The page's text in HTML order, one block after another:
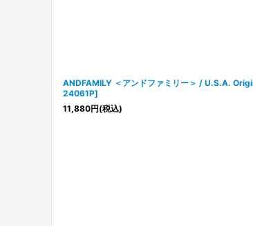
ANDFAMILY ＜アンドファミリー＞ / U.S.A.
24061P]
11,880円(税込)